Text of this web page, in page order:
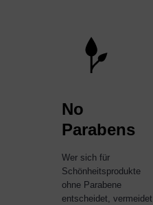
No
Parabens
Wer sich für
Schönheitsprodukte
ohne Parabene
entscheidet, vermeidet